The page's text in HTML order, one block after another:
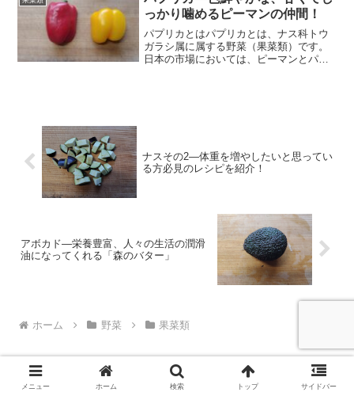
た料理が、私の頭の中で、...
っかり噛めるピーマンの仲間！
パプリカとはパプリカとは、ナス科トウ
ガラシ属に属する野菜（果菜類）です。
日本の市場においては、ピーマンとパプ
ナスその2―体重を増やしたいと思ってい
る方必見のレシピを紹介！
アボカド―栄養豊富、人々の生活の潤滑
油になってくれる「森のバター」
ホーム 野菜 果菜類
メニュー ホーム 検索 トップ サイドバー